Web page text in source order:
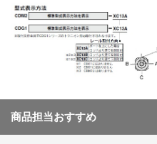
商品担当おすすめ